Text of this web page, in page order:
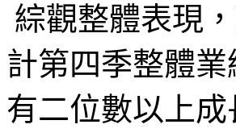
綜觀整體表現
計第四季整體
有二位數以上成